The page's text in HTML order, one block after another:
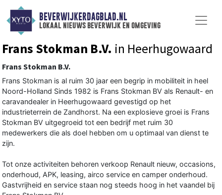
BEVERWIJKERDAGBLAD.NL
lokaal nieuws beverwijk en omgeving
Frans Stokman B.V. in Heerhugowaard
Frans Stokman B.V.
Frans Stokman is al ruim 30 jaar een begrip in mobiliteit in heel
Noord-Holland Sinds 1982 is Frans Stokman BV als Renault- en
caravandealer in Heerhugowaard gevestigd op het
industrieterrein de Zandhorst. Na een explosieve groei is Frans
Stokman BV uitgegroeid tot een bedrijf met ruim 30
medewerkers die als doel hebben om u optimaal van dienst te
zijn.
Tot onze activiteiten behoren verkoop Renault nieuw, occasions,
onderhoud, APK, leasing, airco service en camper onderhoud.
Gastvrijheid en service staan nog steeds hoog in het vaandel bij